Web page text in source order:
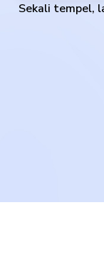
Sekali tempel,